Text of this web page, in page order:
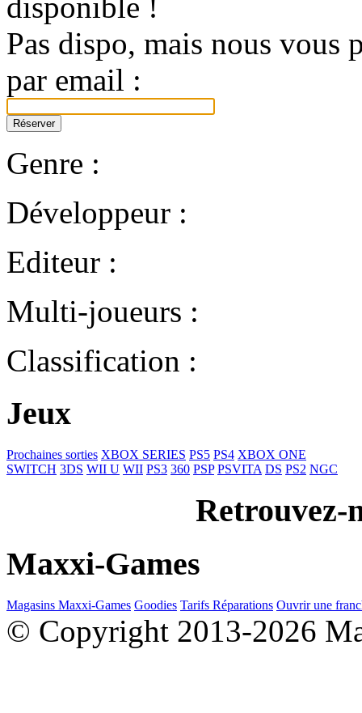
disponible !
Pas dispo, mais nous vous
par email :
Genre :
Développeur :
Editeur :
Multi-joueurs :
Classification :
Jeux
Prochaines sorties XBOX SERIES PS5 PS4 XBOX ONE
SWITCH 3DS WII U WII PS3 360 PSP PSVITA DS PS2 NGC
Retrouvez-
Maxxi-Games
Magasins Maxxi-Games Goodies Tarifs Réparations Ouvrir une
© Copyright 2013-2026